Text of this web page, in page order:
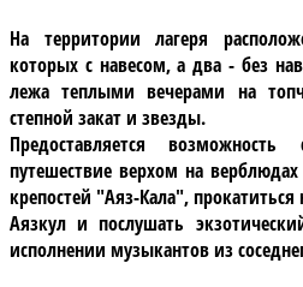
На территории лагеря
которых с навесом, а два - без
лежа теплыми вечерами на
степной закат и звезды.
Предоставляется возможность
путешествие верхом на
крепостей "Аяз-Кала",
Аязкул и послушать
исполнении музыкантов из